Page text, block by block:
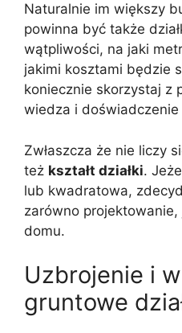
Naturalnie im większy
powinna być także
wątpliwości, na jaki
jakimi kosztami będzie
koniecznie skorzystaj z
wiedza i
Zwłaszcza że nie liczy
też kształt działki.
lub kwadratowa,
zarówno
domu.
Uzbrojenie i
gruntowe